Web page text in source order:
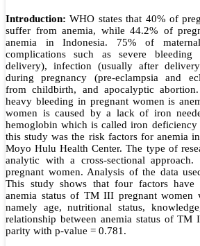
Introduction:WHO states that 40% of
suffer from anemia, while 44.2% of
anemia in Indonesia. 75% of
complications such as severe
delivery), infection (usually after
during pregnancy (pre-eclampsia and
from childbirth, and apocalyptic
heavy bleeding in pregnant women is
women is caused by a lack of iron
hemoglobin which is called iron deficiency
this study was the risk factors for anemia
Moyo Hulu Health Center. The type of
analytic with a cross-sectional
pregnant women. Analysis of the data
This study shows that four factors
anemia status of TM III pregnant women
namely age, nutritional status,
relationship between anemia status of TM
parity with p-value = 0.781.